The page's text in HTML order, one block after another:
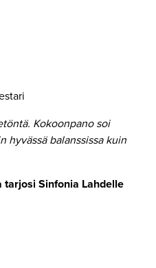
Kokoonpano soi
hyvässä balanssissa kuin
tarjosi Sinfonia Lahdelle